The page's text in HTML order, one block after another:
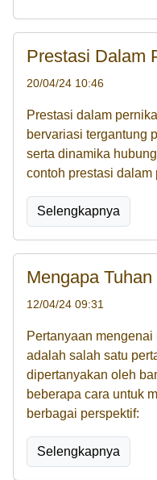
Prestasi Dalam
20/04/24 10:46
Prestasi dalam
bervariasi tergantung
serta dinamika
contoh prestasi dalam
Selengkapnya
Mengapa
12/04/24 09:31
Pertanyaan
adalah salah satu
dipertanyakan oleh
beberapa cara untuk
berbagai perspektif:
Selengkapnya